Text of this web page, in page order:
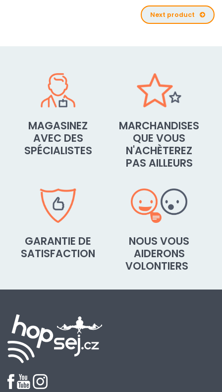
Next product
MAGASINEZ
AVEC DES
SPÉCIALISTES
MARCHANDISES
QUE VOUS
N'ACHÈTEREZ
PAS AILLEURS
GARANTIE DE
SATISFACTION
NOUS VOUS
AIDERONS
VOLONTIERS